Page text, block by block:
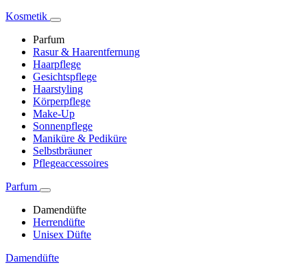
Kosmetik
Parfum
Rasur & Haarentfernung
Haarpflege
Gesichtspflege
Haarstyling
Körperpflege
Make-Up
Sonnenpflege
Maniküre & Pediküre
Selbstbräuner
Pflegeaccessoires
Parfum
Damendüfte
Herrendüfte
Unisex Düfte
Damendüfte